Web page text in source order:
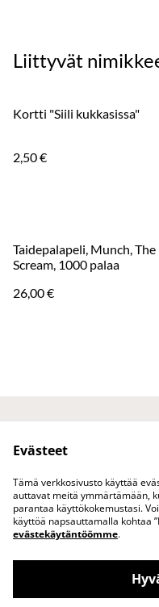
Liittyvät
Kortti "Siili kukkasissa"
2,50 €
Taidepalapeli, Munch, The
Scream, 1000 palaa
26,00 €
©2026puoti
Evästeet
Tämä verkkosivusto käyttää
auttavat meitä ymmärtämään,
parantaa käyttökokemustasi.
käyttöä napsauttamalla kohtaa
evästekäytäntöömme.